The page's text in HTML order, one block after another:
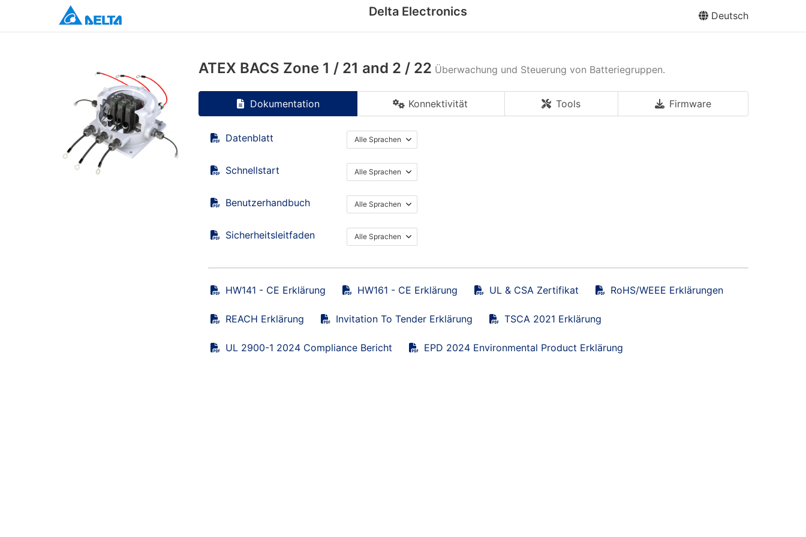
Delta Electronics Deutsch
ATEX BACS Zone 1 / 21 and 2 / 22 Überwachung und Steuerung von Batteriegruppen.
Dokumentation Konnektivität Tools Firmware
Datenblatt Alle Sprachen
Schnellstart Alle Sprachen
Benutzerhandbuch Alle Sprachen
Sicherheitsleitfaden Alle Sprachen
HW141 - CE Erklärung HW161 - CE Erklärung UL & CSA Zertifikat RoHS/WEEE Erklärungen
REACH Erklärung Invitation To Tender Erklärung TSCA 2021 Erklärung
UL 2900-1 2024 Compliance Bericht EPD 2024 Environmental Product Erklärung